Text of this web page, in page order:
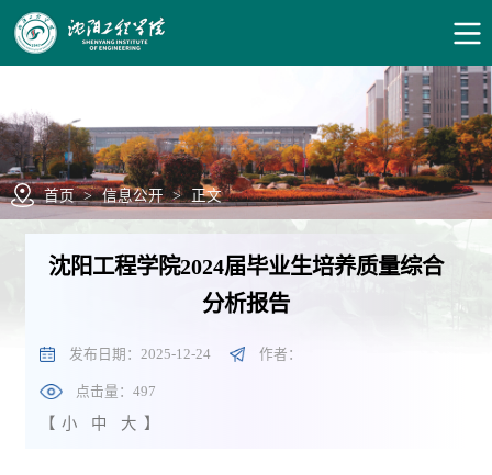
首页 > 信息公开 > 正文
沈阳工程学院2024届毕业生培养质量综合
分析报告
发布日期：2025-12-24 作者：
点击量：497
【 小 中 大 】